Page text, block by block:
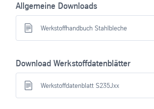
Allgemeine Downloads
Werkstoffhandbuch Stahlbleche
Download Werkstoffdatenblätter
Werkstoffdatenblatt S235Jxx